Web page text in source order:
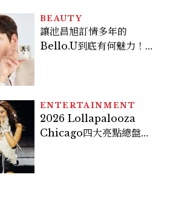
BEAUTY
讓池昌旭訂情多年的
Bello.U到底有何魅力！揭
倦感，超神！
ENTERTAINMENT
2026 Lollapalooza
Chicago四大亮點總盤